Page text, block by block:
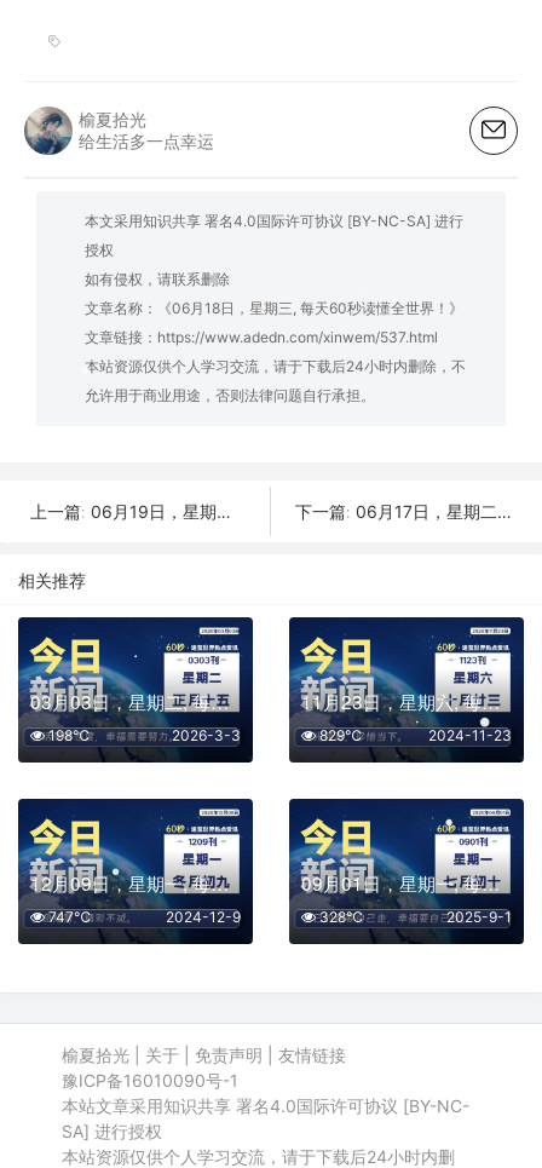
榆夏拾光
给生活多一点幸运
本文采用知识共享 署名4.0国际许可协议 [BY-NC-SA] 进行
授权
如有侵权，请联系删除
文章名称：《06月18日，星期三, 每天60秒读懂全世界！》
文章链接： https://www.adedn.com/xinwem/537.html
本站资源仅供个人学习交流，请于下载后24小时内删除，不
允许用于商业用途，否则法律问题自行承担。
上一篇: 06月19日，星期四, 每天60秒读懂全世界！ 下一篇: 06月17日，星期二, 每天60秒读懂全世界！
相关推荐
03月03日，星期二, 每天60秒读懂全世界！
2026-3-3
198℃
11月23日，星期六, 每天60秒读懂全世界！
2024-11-23
829℃
12月09日，星期一, 每天60秒读懂全世界！
2024-12-9
747℃
09月01日，星期一, 每天60秒读懂全世界！
2025-9-1
328℃
榆夏拾光| 关于| 免责声明
友情链接
豫ICP备16010090号-1
本站文章采用知识共享 署名4.0国际许可协议 [BY-NC-
SA] 进行授权
本站资源仅供个人学习交流，请于下载后24小时内删